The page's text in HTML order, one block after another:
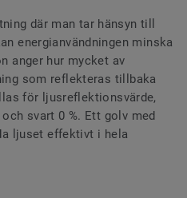
där man tar hänsyn till
energianvändningen minska
anger hur mycket av
som reflekteras tillbaka
för ljusreflektionsvärde,
svart 0 %. Ett golv med
ljuset effektivt i hela